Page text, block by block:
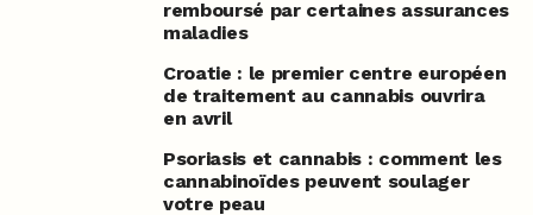
remboursé par certaines assurances
maladies
Croatie : le premier centre européen
de traitement au cannabis ouvrira
en avril
Psoriasis et cannabis : comment les
cannabinoïdes peuvent soulager
votre peau